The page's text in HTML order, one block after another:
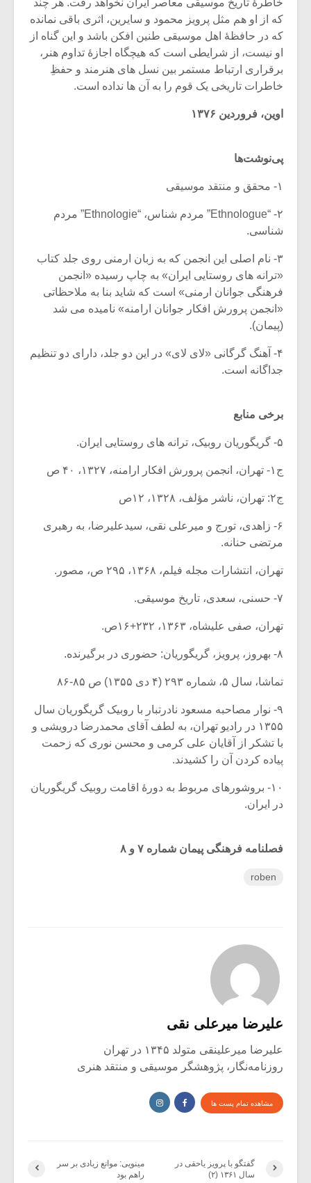
که از او هم مثل پرویز محمود و سایرین، اثری باقی نمانده
که در حافظۀ اهل موسیقی طنین افکن باشد و این گناه از
او نیست، از شرایطی است که هیچگاه اجازۀ تداوم هنر،
برقراری ارتباط مستمر بین نسل های هنرمند و حفظِ
خاطرات تاریخی یک قوم را به آن ها نداده است.
اوین، فروردین ۱۳۷۶
پی‌نوشت‌ها
۱- محقق و منتقد موسیقی
۲- “Ethnologue” مردم شناس، “Ethnologie” مردم
شناسی.
۳- نام اصلی این انجمن که به زبان ارمنی روی جلد کتاب
«ترانه های روستایی ایران» به چاپ رسیده «انجمن
فرهنگی جوانان ارمنی» است که شاید بنا به ملاحظاتی
«انجمن پرورش افکار جوانان ارامنه» نامیده می شد
(پیمان).
۴- آهنگ گرگانی «لای لای» در این دو جلد، دارای دو تنظیم
جداگانه است.
برخی منابع
۵- گریگوریان روبیک، ترانه های روستایی ایران.
ج۱- تهران، انجمن پرورش افکار ارامنه، ‌۱۳۲۷، ۴۰ ص
ج۲: تهران، ناشر مؤلف، ۱۳۲۸، ۱۲ص
۶- زاهدی، تورج و میرعلی نقی، سیدعلیرضا، به رهبری
مرتضی حنانه.
تهران، انتشارات مجله فیلم، ۱۳۶۸، ۲۹۵ ص، مصور.
۷- حسنی، سعدی، تاریخ موسیقی.
تهران، صفی علیشاه، ‌۱۳۶۳، ۲۳۲+۱۶ص.
۸- بهروز، پرویز، گریگوریان: حضوری در برگیرنده.
تماشا، سال ۵، شماره ۲۹۳ (۴ دی ۱۳۵۵) ص ۸۵-۸۶
۹- نوار مصاحبه مسعود نادرتبار با روبیک گریگوریان سال
۱۳۵۵ در رادیو تهران، به لطف آقای محمدرضا درویشی و
با تشکر از آقایان علی کرمی و محسن نوری که زحمت
پیاده کردن آن را کشیدند.
۱۰- بروشورهای مربوط به دورۀ اقامت روبیک گریگوریان
در ایران.
فصلنامه فرهنگی پیمان شماره ۷ و ۸
roben
علیرضا میرعلی نقی
علیرضا میرعلینقی متولد ۱۳۴۵ در تهران
روزنامه‌نگار، پژوهشگر موسیقی و منتقد هنری
مشاهده تمام پست ها
مینویی: موانع زیادی بر سر
راهم بود
گفتگو با پرویز یاحقی در
سال ۱۳۶۱ (۲)
بدنام ترین باش